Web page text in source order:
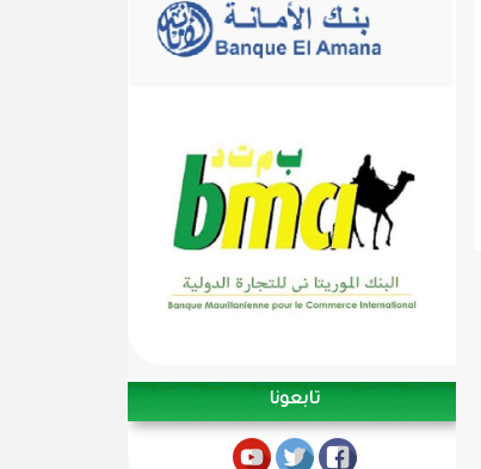
تابعونا